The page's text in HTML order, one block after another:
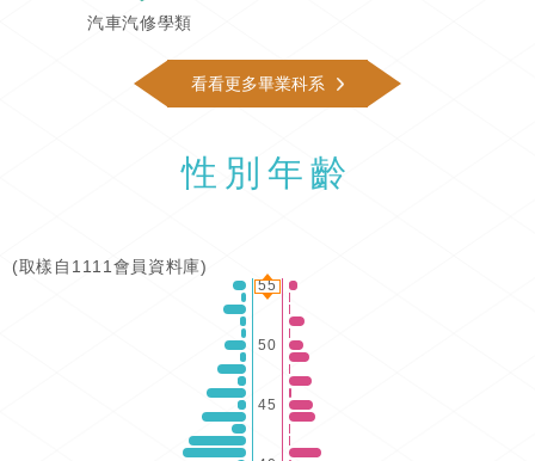
汽車汽修學類
看看更多畢業科系
性別年齡
(取樣自1111會員資料庫)
55
50
45